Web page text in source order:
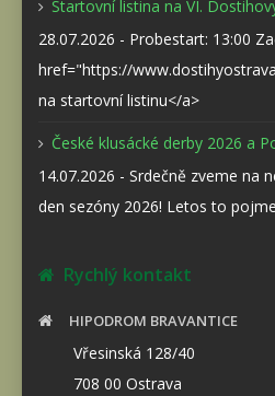
Startovní listina na VI.
28.07.2026 - Probestart: 13:00
href="https://
na startovní listinu</a>
České klusácké derby 2026 a
14.07.2026 - Srdečně zveme na
den sezóny 2026! Letos to
Rychlý kontakt
HIPODROM BRAVANTICE
Vřesinská 128/40
708 00 Ostrava